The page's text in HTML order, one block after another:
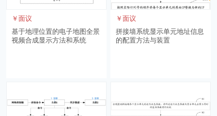
￥面议
基于地理位置的电子地图全景
视频合成显示方法和系统
￥面议
拼接墙系统显示单元地址信息
的配置方法与装置